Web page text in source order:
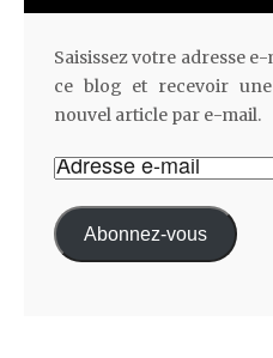
Saisissez votre adresse
ce blog et recevoir
nouvel article par e-mail.
Abonnez-vous